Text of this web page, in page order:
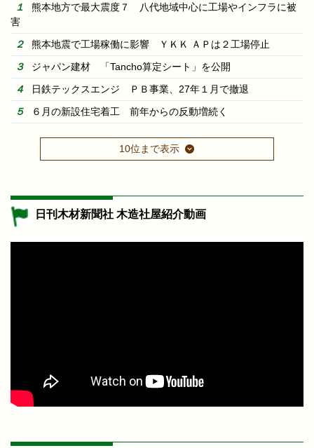
熊本地方で最大震度７ 八代地域中心に工場やインフラに被
害
熊本地震で工場稼働に影響 ＹＫＫ ＡＰは２工場停止
ジャパン建材 「Tancho算定シート」を公開
日鉄テックスエンジ ＰＢ事業、27年１月で撤退
６月の新設住宅着工 前年からの反動増続く
10位まで表示
日刊木材新聞社 木造社屋紹介動画